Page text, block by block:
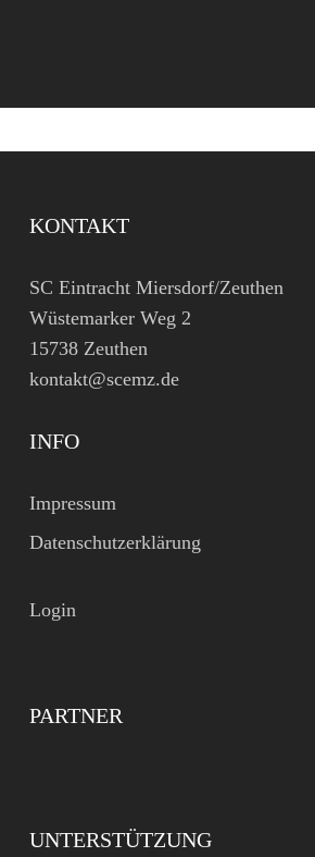
KONTAKT
SC Eintracht Miersdorf/Zeuthen
Wüstemarker Weg 2
15738 Zeuthen
kontakt@scemz.de
INFO
Impressum
Datenschutzerklärung
Login
PARTNER
UNTERSTÜTZUNG